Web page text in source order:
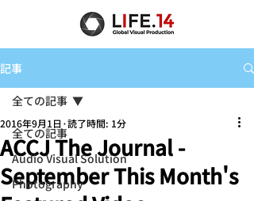
記事
全ての記事
Audio Visual Solution
Photography
全ての記事
ACCJ The Journal -
September This Month's
2016年9月1日 読了時間: 1分